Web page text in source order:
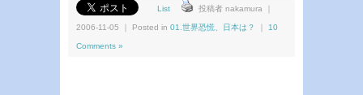
List 投稿者 nakamura ｜
2006-11-05 ｜ Posted in 01.世界恐慌、日本は？ 10
Comments »